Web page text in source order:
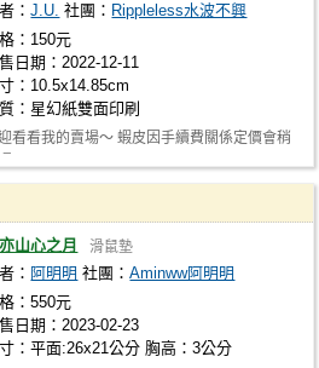
：J.U. 社團： Rippleless水波不興
：150元
日期：2022-12-11
：10.5x14.85cm
：星幻紙雙面印刷
看看我的賣場～ 蝦皮因手續費關係定價會稍
山心之月 滑鼠墊
： 阿明明 社團：Aminww阿明明
：550元
日期：2023-02-23
：平面:26x21公分 胸高：3公分